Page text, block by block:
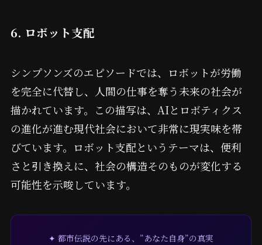
6. ロボット支配
シンプソンズのエピソードでは、ロボットが労働
を完全に代替し、人間の仕事を奪う未来の社会が
描かれています。この描写は、AIとロボティクス
の進化が進む現代社会において非常に現実味を帯
びています。ロボット支配というテーマは、便利
さと引き換えに、社会の構造そのものが変化する
可能性を示唆しています。
✦ 都市伝説の先にある、”あなた自身”の真実